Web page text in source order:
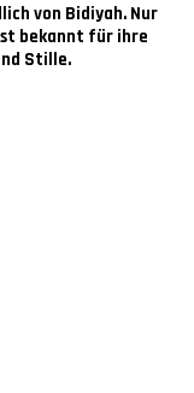
von Bidiyah. Nur
bekannt für ihre
Stille.